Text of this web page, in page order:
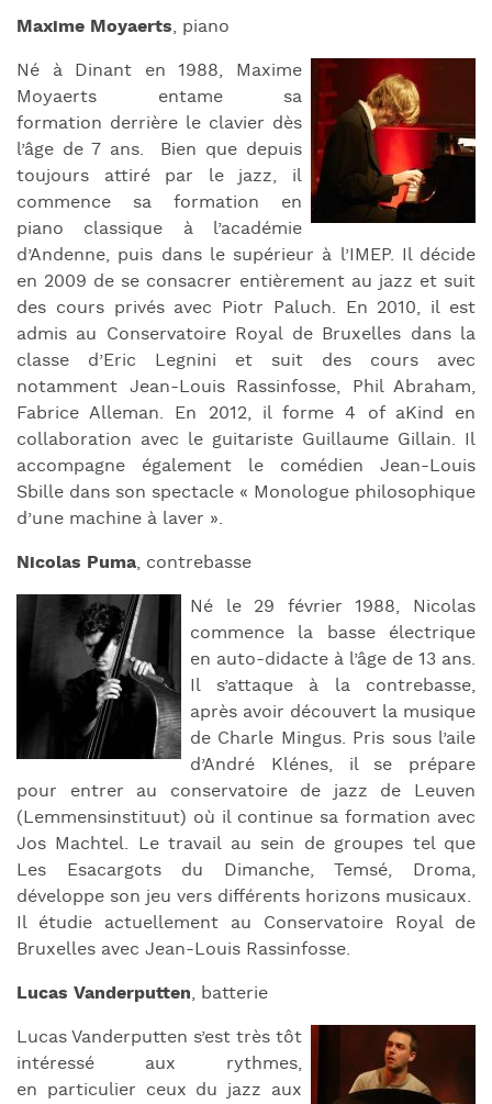
Maxime Moyaerts, piano
Né à Dinant en 1988, Maxime
Moyaerts entame sa
formation derrière le clavier dès
l’âge de 7 ans. Bien que depuis
toujours attiré par le jazz, il
commence sa formation en
piano classique à l’académie
d’Andenne, puis dans le supérieur à l’IMEP. Il décide
en 2009 de se consacrer entièrement au jazz et suit
des cours privés avec Piotr Paluch. En 2010, il est
admis au Conservatoire Royal de Bruxelles dans la
classe d’Eric Legnini et suit des cours avec
notamment Jean-Louis Rassinfosse, Phil Abraham,
Fabrice Alleman. En 2012, il forme 4 of aKind en
collaboration avec le guitariste Guillaume Gillain. Il
accompagne également le comédien Jean-Louis
Sbille dans son spectacle « Monologue philosophique
d’une machine à laver ».
Nicolas Puma, contrebasse
Né le 29 février 1988, Nicolas
commence la basse électrique
en auto-didacte à l’âge de 13 ans.
Il s’attaque à la contrebasse,
après avoir découvert la musique
de Charle Mingus. Pris sous l’aile
d’André Klénes, il se prépare
pour entrer au conservatoire de jazz de Leuven
(Lemmensinstituut) où il continue sa formation avec
Jos Machtel. Le travail au sein de groupes tel que
Les Esacargots du Dimanche, Temsé, Droma,
développe son jeu vers différents horizons musicaux.
Il étudie actuellement au Conservatoire Royal de
Bruxelles avec Jean-Louis Rassinfosse.
Lucas Vanderputten, batterie
Lucas Vanderputten s’est très tôt
intéressé aux rythmes,
en particulier ceux du jazz aux